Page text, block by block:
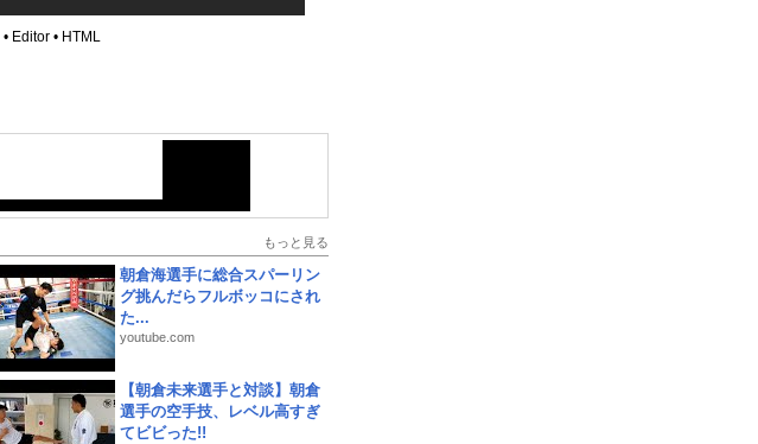
• Editor • HTML
もっと見る
朝倉海選手に総合スパーリン
グ挑んだらフルボッコにされ
た...
youtube.com
【朝倉未来選手と対談】朝倉
選手の空手技、レベル高すぎ
てビビった!!